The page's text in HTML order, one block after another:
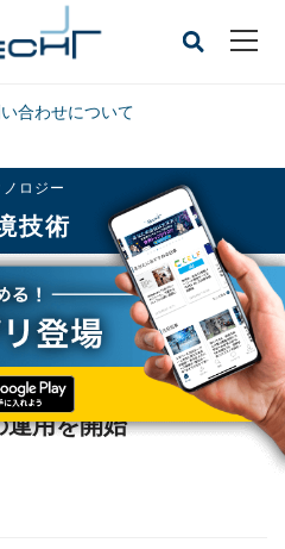
合わせについて
ロジー
技術
ボンニュートラルパーク」の運用を開始
向け「長崎カーボンニ
運用を開始